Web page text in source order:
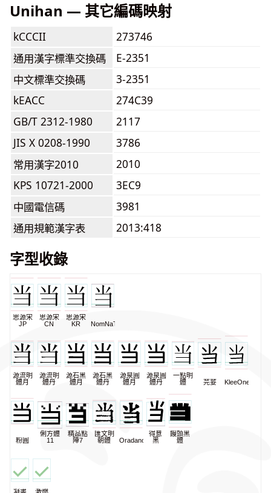
Unihan — 其它編碼映射
kCCCII
273746
通用漢字標準交換碼
E-2351
中文標準交換碼
3-2351
kEACC
274C39
GB/T 2312-1980
2117
JIS X 0208-1990
3786
常用漢字2010
2010
KPS 10721-2000
3EC9
中國電信碼
3981
通用規範漢字表
2013:418
字型收錄
思源宋
JP
思源宋
CN
思源宋
KR
NomNaTong
源流明
體月
源流明
體丹
源石黑
體月
源石黑
體丹
源泉圓
體月
源泉圓
體丹
一點明
體
芫荽 KleeOne
粉圓
俐方體
11
精品點
陣7
匯文明
朝體
Oradano
得意
黑
饅頭黑
體